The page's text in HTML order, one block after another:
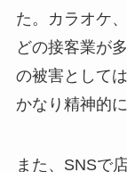
た。カラオケ
どの接客業が
の被害として
かなり精神的
また、SNSで